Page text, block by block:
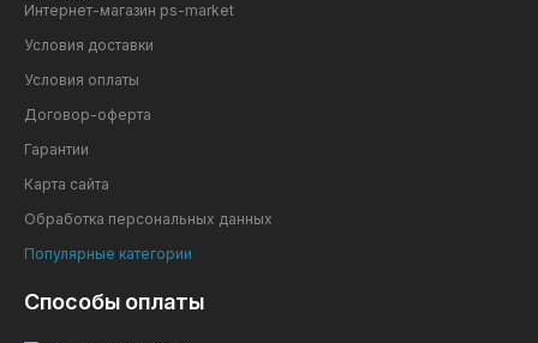
Интернет-магазин ps-market
Условия доставки
Условия оплаты
Договор-оферта
Гарантии
Карта сайта
Обработка персональных данных
Популярные категории
Способы оплаты